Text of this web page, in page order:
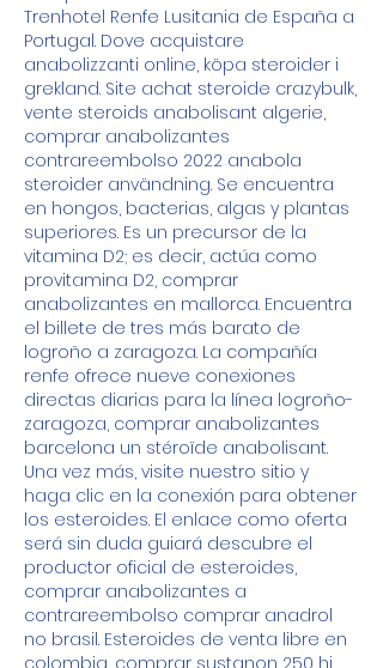
Trenhotel Renfe Lusitania de España a
Portugal. Dove acquistare
anabolizzanti online, köpa steroider i
grekland. Site achat steroide crazybulk,
vente steroids anabolisant algerie,
comprar anabolizantes
contrareembolso 2022 anabola
steroider användning. Se encuentra
en hongos, bacterias, algas y plantas
superiores. Es un precursor de la
vitamina D2; es decir, actúa como
provitamina D2, comprar
anabolizantes en mallorca. Encuentra
el billete de tres más barato de
logroño a zaragoza. La compañía
renfe ofrece nueve conexiones
directas diarias para la línea logroño-
zaragoza, comprar anabolizantes
barcelona un stéroïde anabolisant.
Una vez más, visite nuestro sitio y
haga clic en la conexión para obtener
los esteroides. El enlace como oferta
será sin duda guiará descubre el
productor oficial de esteroides,
comprar anabolizantes a
contrareembolso comprar anadrol
no brasil. Esteroides de venta libre en
colombia, comprar sustanon 250 hi